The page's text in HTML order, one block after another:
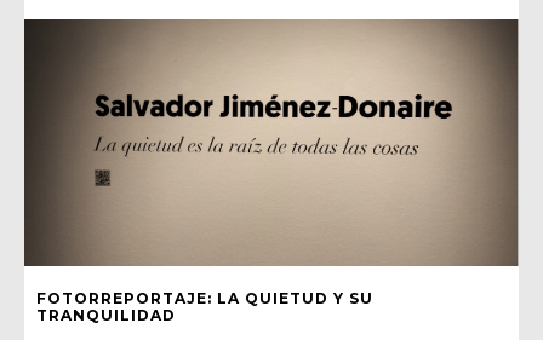
FOTORREPORTAJE: LA QUIETUD Y SU
TRANQUILIDAD